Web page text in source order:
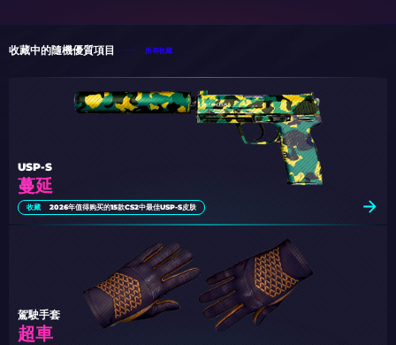
收藏中的隨機優質項目 所有收藏
蔓延
USP-S
收藏 2026年值得购买的15款CS2中最佳USP-S皮肤
超車
駕駛手套